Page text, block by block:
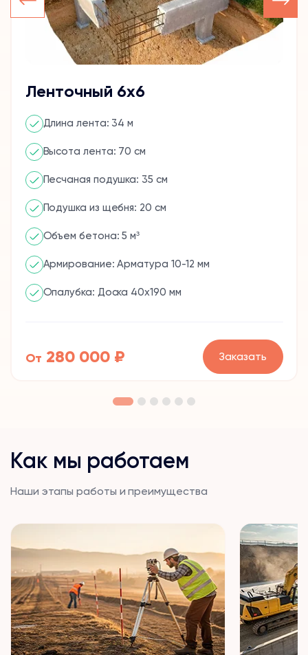
Ленточный 6х6
Длина лента: 34 м
Высота лента: 70 см
Песчаная подушка: 35 см
Подушка из щебня: 20 см
Объем бетона: 5 м³
Армирование: Арматура 10-12 мм
Опалубка: Доска 40x190 мм
От 280 000 ₽ Заказать
Как мы работаем
Наши этапы работы и преимущества